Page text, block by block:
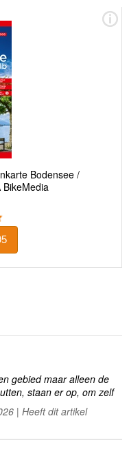
Bodensee /
BikeMedia
gebied maar alleen de
staan er op, om zelf
| Heeft dit artikel